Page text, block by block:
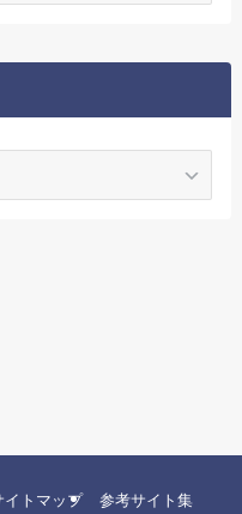
イトマップ 参考サイト集